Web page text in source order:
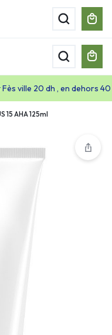
ville 20 dh , en dehors
15 AHA 125ml